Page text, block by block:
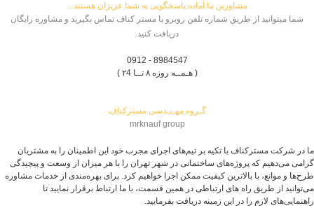
مشاورین ما آماده پاسخگویی به شما عزیزان هستند...
شما میتوانید از طریق شماره تلفن روبرو با مستر کناف تماس بگیرید و مشاوره رایگان
دریافت کنید.
8984547 - 0912
( هـمــه روزه ۸ تــا ۲4 )
گـروه مهـنـدسی مسترکناف
mrknauf group
ما در شرکت مسترکناف با تکیه بر تیم‌های اجرای مجرب خود این اطمینان را به مشتریان
گرامی می‌دهیم که پروژه‌های ساختمانی در شهر تهران را با هر میزان از وسعت و پیچیدگی
طرح‌ها و موانع، با بالاترین کیفیت ممکن اجرا خواهیم کرد. برای بهره‌مندی از خدمات مشاوره
می‌توانید از طریق راه های ارتباطی در همین قسمت، با ما ارتباط برقرار نمایید تا
راهنمایی‌های لازم را در این زمینه دریافت بفرمایید.